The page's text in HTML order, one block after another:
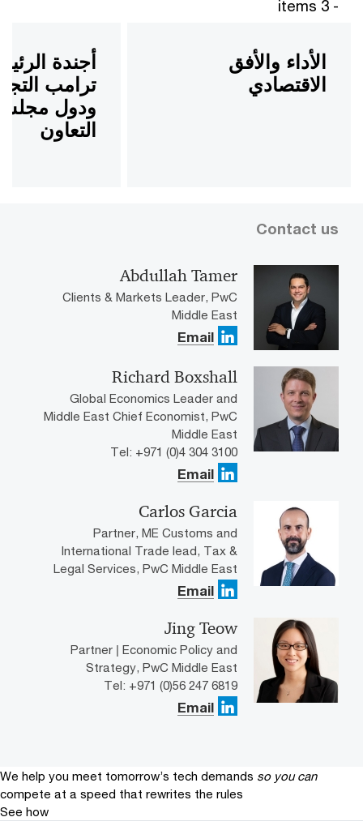
- 3 items
الأداء والأفق
الاقتصادي
أجندة
ترامب
ودول
التعاون
Contact us
Abdullah Tamer
Clients & Markets Leader, PwC
Middle East
Email
Richard Boxshall
Global Economics Leader and
Middle East Chief Economist, PwC
Middle East
Tel: +971 (0)4 304 3100
Email
Carlos Garcia
Partner, ME Customs and
International Trade lead, Tax &
Legal Services, PwC Middle East
Email
Jing Teow
Partner | Economic Policy and
Strategy, PwC Middle East
Tel: +971 (0)56 247 6819
Email
We help you meet tomorrow’s tech demands so you can
compete at a speed that rewrites the rules
See how